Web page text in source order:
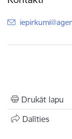
E-pasts:
Drukāt lapu
Dalīties